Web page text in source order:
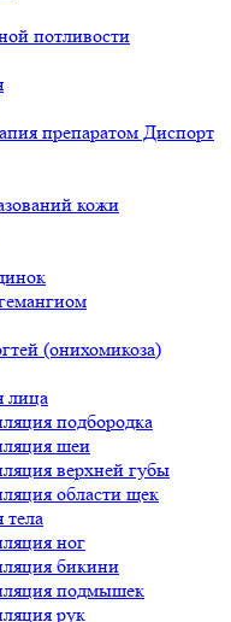
потливости
препаратом Диспорт
кожи
(онихомикоза)
лица
подбородка
шеи
верхней губы
области щек
тела
ног
бикини
подмышек
рук